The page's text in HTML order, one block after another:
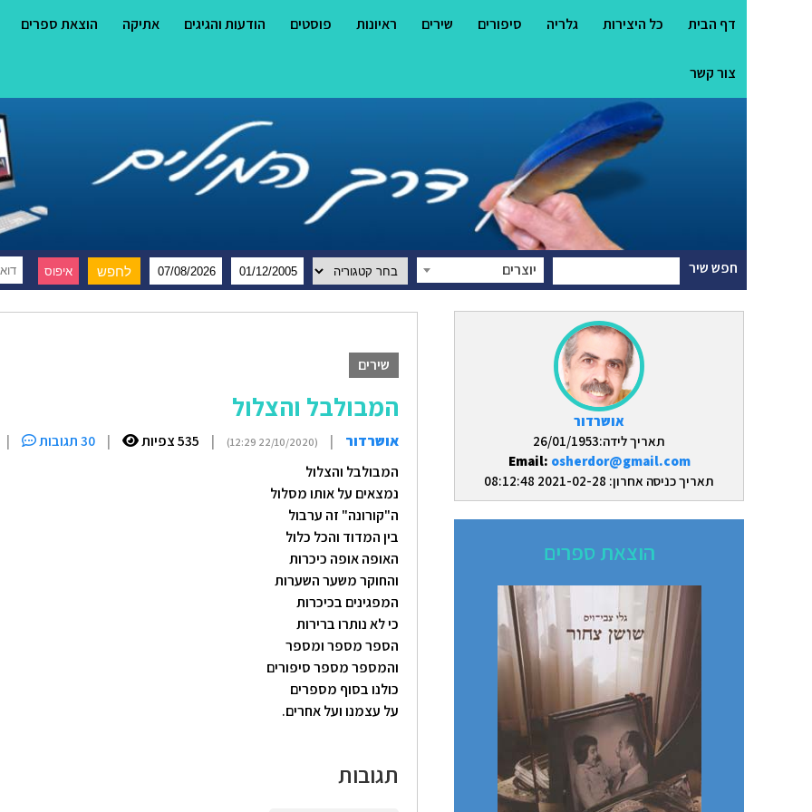
דף הבית כל היצירות גלריה סיפורים שירים ראיונות פוסטים הודעות והגיגים אתיקה הוצאת ספרים
צור קשר
חפש שיר יוצרים
אושרדור
תאריך לידה:26/01/1953
Email: osherdor@gmail.com
תאריך כניסה אחרון: 2021-02-28 08:12:48
הוצאת ספרים
שירים
המבולבל והצלול
אושרדור |
(22/10/2020 12:29)
| 535 צפיות | 30 תגובות |
המבולבל והצלול
נמצאים על אותו מסלול
ה"קורונה" זה ערבול
בין המדוד והכל כלול
האופה אופה כיכרות
והחוקר משער השערות
המפגינים בכיכרות
כי לא נותרו ברירות
הספר מספר ומספר
והמספר מספר סיפורים
כולנו בסוף מספרים
על עצמנו ועל אחרים.
תגובות